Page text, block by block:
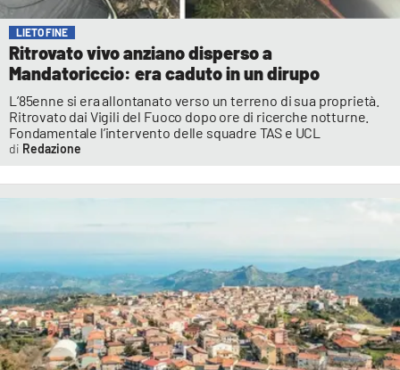
LIETO FINE
Ritrovato vivo anziano disperso a
Mandatoriccio: era caduto in un dirupo
L’85enne si era allontanato verso un terreno di sua proprietà.
Ritrovato dai Vigili del Fuoco dopo ore di ricerche notturne.
Fondamentale l’intervento delle squadre TAS e UCL
Redazione